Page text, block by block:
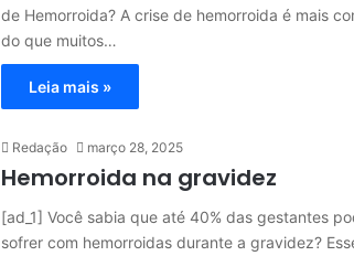
de Hemorroida? A crise de hemorroida é mais
do que muitos…
Leia mais »
Redação março 28, 2025
Hemorroida na gravidez
[ad_1] Você sabia que até 40% das gestantes
sofrer com hemorroidas durante a gravidez?